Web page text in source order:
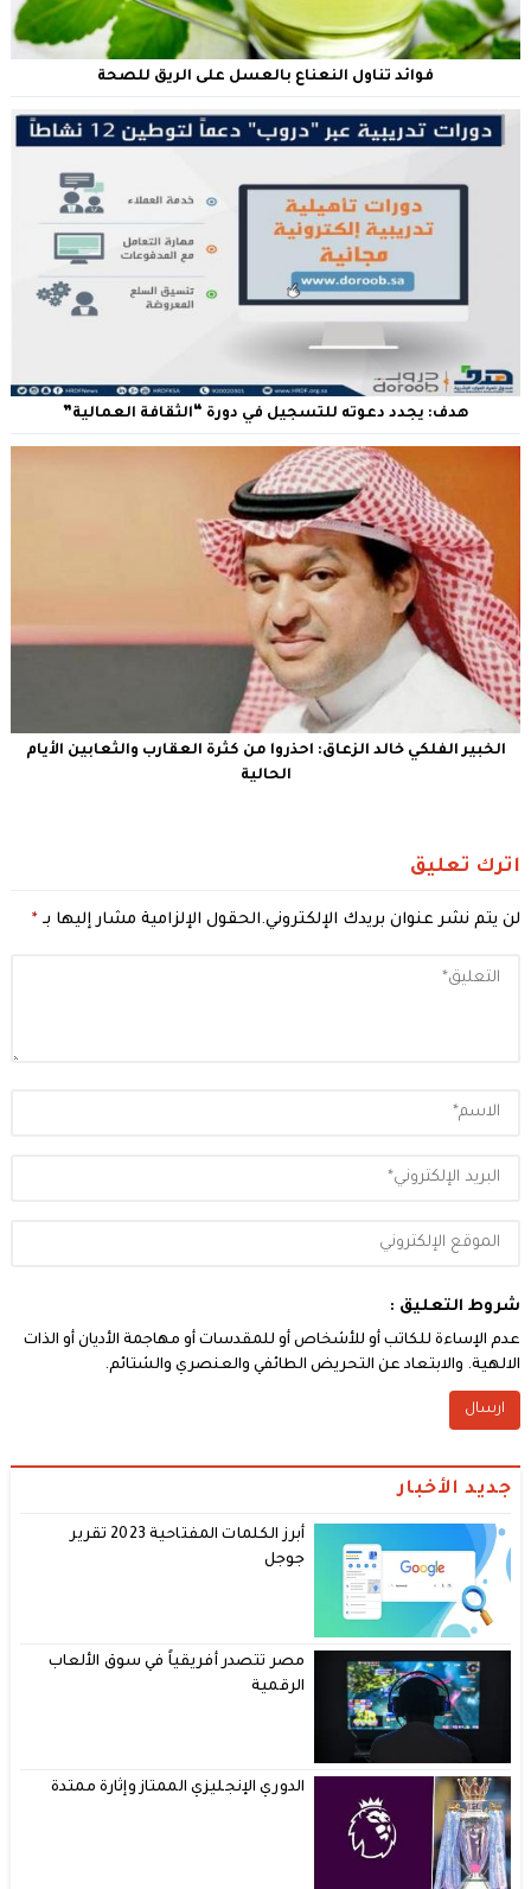
فوائد تناول النعناع بالعسل على الريق للصحة
هدف: يجدد دعوته للتسجيل في دورة “الثقافة العمالية”
الخبير الفلكي خالد الزعاق: احذروا من كثرة العقارب والثعابين الأيام
الحالية
اترك تعليق
لن يتم نشر عنوان بريدك الإلكتروني.الحقول الإلزامية مشار إليها بـ *
شروط التعليق :
عدم الإساءة للكاتب أو للأشخاص أو للمقدسات أو مهاجمة الأديان أو الذات
الالهية. والابتعاد عن التحريض الطائفي والعنصري والشتائم.
جديد الأخبار
أبرز الكلمات المفتاحية 2023 تقرير
جوجل
مصر تتصدر أفريقياً في سوق الألعاب
الرقمية
الدوري الإنجليزي الممتاز وإثارة ممتدة